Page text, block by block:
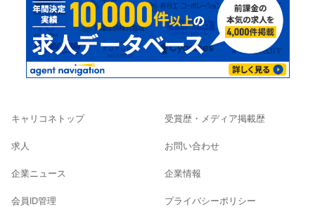
キャリコネトップ
求人
企業ニュース
会員ID管理
受賞歴・メディア掲載歴
お問い合わせ
企業情報
プライバシーポリシー